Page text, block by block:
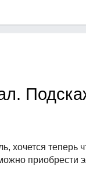
хочется теперь
приобрести